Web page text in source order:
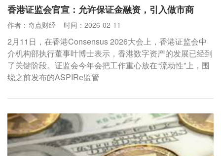
香港证监会官宣：允许保证金融资，引入做市商
作者：奇点财经 时间：2026-02-11
2月11日，在香港Consensus 2026大会上，香港证监会中
介机构部执行董事叶博士表示，香港数字资产的发展已经到
了关键阶段。证监会今年会把工作重心放在“流动性”上，围
绕之前发布的ASPIRe监管